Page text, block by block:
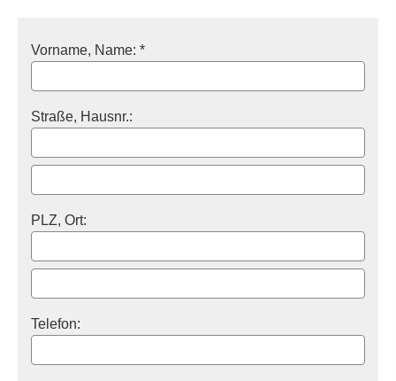
Vorname, Name: *
Straße, Hausnr.:
PLZ, Ort:
Telefon: